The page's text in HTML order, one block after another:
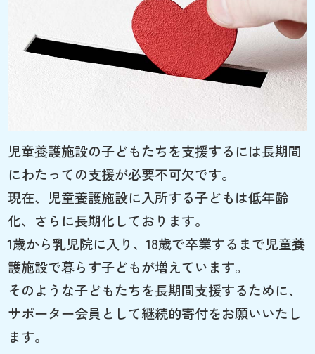
児童養護施設の子どもたちを支援するには長期間
にわたっての支援が必要不可欠です。
現在、児童養護施設に入所する子どもは低年齢
化、さらに長期化しております。
1歳から乳児院に入り、18歳で卒業するまで児童養
護施設で暮らす子どもが増えています。
そのような子どもたちを長期間支援するために、
サポーター会員として継続的寄付をお願いいたし
ます。